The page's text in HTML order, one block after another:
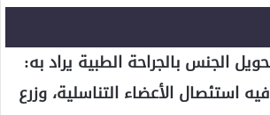
الجنس بالجراحة الطبية يراد به:
استئصال الأعضاء التناسلية، وزرع